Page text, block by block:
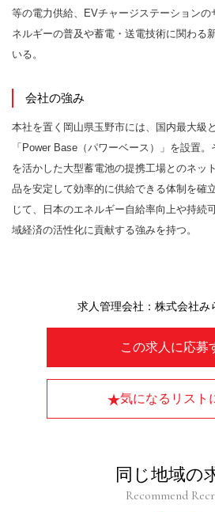
等の電力供給、EVチャージステーション
ネルギーの普及や蓄電・送電技術に関わる
いる。
会社の強み
本社を置く岡山県玉野市には、国内最大級
「Power Base（パワーベース）」を設置
を活かした大型蓄電池の提携工場とのネッ
品を安定して効率的に供給できる体制を確
じて、日本のエネルギー自給率向上や持続
域経済の活性化に貢献する強みを持つ。
この求人に応募
気になるリスト
求人管理会社：株式会社み
同じ地域の
Recommend